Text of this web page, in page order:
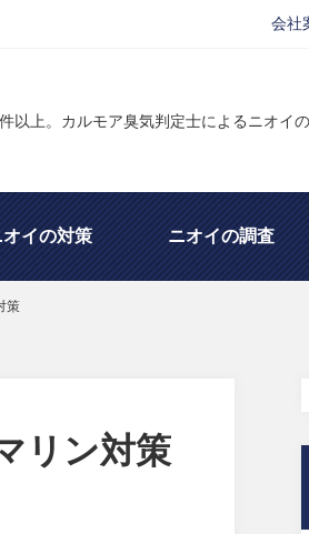
会社
以上。カルモア臭気判定士によるニオイの
オイの対策 ニオイの調査
策
リン対策